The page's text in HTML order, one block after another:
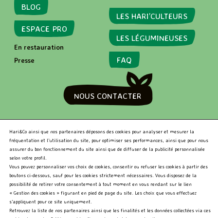
71 Rue De Rennes
Paris - 75006
MARKET
79 RUE DE SEINE
PARIS - 75006
BLOG
ESPACE PRO
En restauration
Presse
LES HARI’CULTEURS
LES LÉGUMINEUSES
FAQ
NOUS CONTACTER
RECHERCHER
R
e
c
h
e
r
Hari&Co 2026 •Niveau d'accessibilité RGAA: Partiellement
conforme•Mentions légales
Hari&Co ainsi que nos partenaires déposons des cookies pour analyser et mesurer la
fréquentation et l’utilisation du site, pour optimiser ses performances, ainsi que pour nous
assurer du bon fonctionnement du site ainsi que de diffuser de la publicité personnalisée
selon votre profil.
Vous pouvez personnaliser vos choix de cookies, consentir ou refuser les cookies à partir des
boutons ci-dessous, sauf pour les cookies strictement nécessaires. Vous disposez de la
possibilité de retirer votre consentement à tout moment en vous rendant sur le lien
« Gestion des cookies » figurant en pied de page du site. Les choix que vous effectuez
s’appliquent pour ce site uniquement.
Retrouvez la liste de nos partenaires ainsi que les finalités et les données collectées via ces